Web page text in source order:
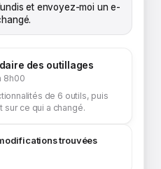
et envoyez-moi un e-
des outillages
8h00
de 6 outils, puis
ce qui a changé.
trouvées